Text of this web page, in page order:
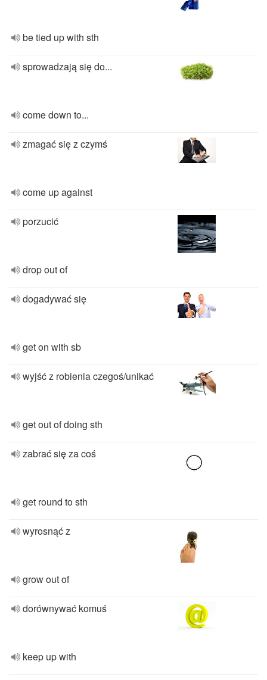
be tied up with sth
sprowadzają się do...
come down to...
zmagać się z czymś
come up against
porzucić
drop out of
dogadywać się
get on with sb
wyjść z robienia czegoś/unikać
get out of doing sth
zabrać się za coś
get round to sth
wyrosnąć z
grow out of
dorównywać komuś
keep up with